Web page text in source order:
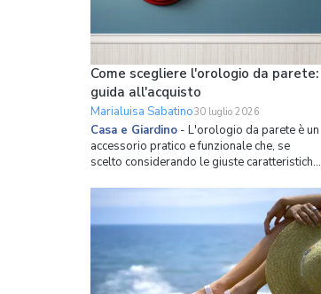
Come scegliere l'orologio da parete:
guida all'acquisto
Marialuisa Sabatino30 luglio 2026
Casa e Giardino - L'orologio da parete è un
accessorio pratico e funzionale che, se
scelto considerando le giuste caratteristiche,
design capace di donare all'ambiente
circostante un tocco unico e personalizzato.
Il suo obiettivo principale, come per